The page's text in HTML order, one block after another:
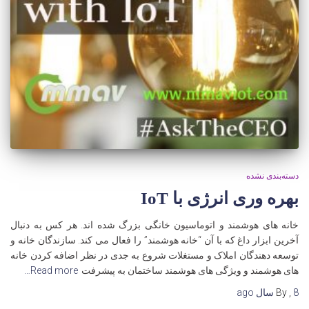
دسته‌بندی نشده
بهره وری انرژی با IoT
خانه های هوشمند و اتوماسیون خانگی بزرگ شده اند. هر کس به دنبال
آخرین ابزار داغ که با آن “خانه هوشمند” را فعال می کند. سازندگان خانه و
توسعه دهندگان املاک و مستغلات شروع به جدی در نظر اضافه کردن خانه
های هوشمند و ویژگی های هوشمند ساختمان به پیشرفت Read more…
By
8 سال